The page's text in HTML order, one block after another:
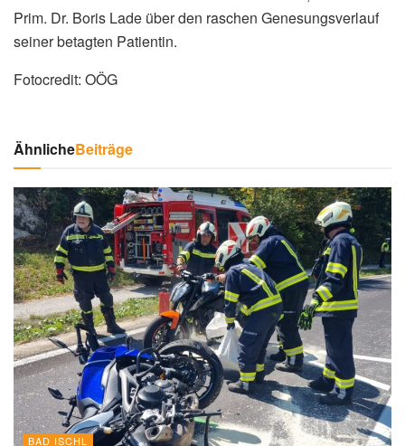
Prim. Dr. Boris Lade über den raschen Genesungsverlauf
seiner betagten Patientin.
Fotocredit: OÖG
ÄhnlicheBeiträge
BAD ISCHL